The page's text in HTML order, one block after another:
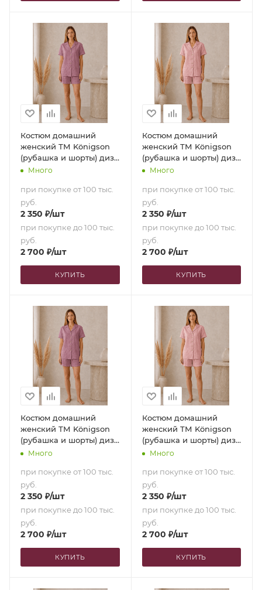
Костюм домашний
женский ТМ Königson
(рубашка и шорты) диз.
17-1610 Hallon (48 [160-
Много
при покупке от 100 тыс.
руб.
2 350 ₽/шт
при покупке до 100 тыс.
руб.
2 700 ₽/шт
КУПИТЬ
Костюм домашний
женский ТМ Königson
(рубашка и шорты) диз.
15-1607 Ingrid (48 [160-
Много
при покупке от 100 тыс.
руб.
2 350 ₽/шт
при покупке до 100 тыс.
руб.
2 700 ₽/шт
КУПИТЬ
Костюм домашний
женский ТМ Königson
(рубашка и шорты) диз.
17-1610 Hallon (52 [170-175
Много
при покупке от 100 тыс.
руб.
2 350 ₽/шт
при покупке до 100 тыс.
руб.
2 700 ₽/шт
КУПИТЬ
Костюм домашний
женский ТМ Königson
(рубашка и шорты) диз.
15-1607 Ingrid (50 [165-170
Много
при покупке от 100 тыс.
руб.
2 350 ₽/шт
при покупке до 100 тыс.
руб.
2 700 ₽/шт
КУПИТЬ